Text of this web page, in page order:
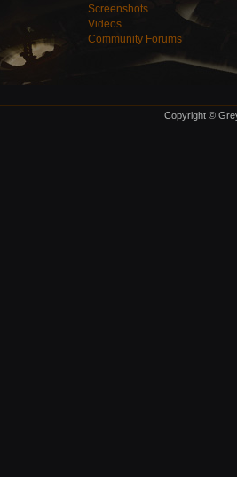
Screenshots
Videos
Community Forums
Copyright ©